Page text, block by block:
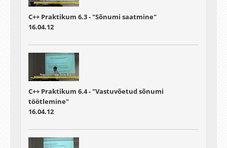
C++ Praktikum 6.3 - "Sõnumi saatmine"
16.04.12
C++ Praktikum 6.4 - "Vastuvõetud sõnumi
töötlemine"
16.04.12